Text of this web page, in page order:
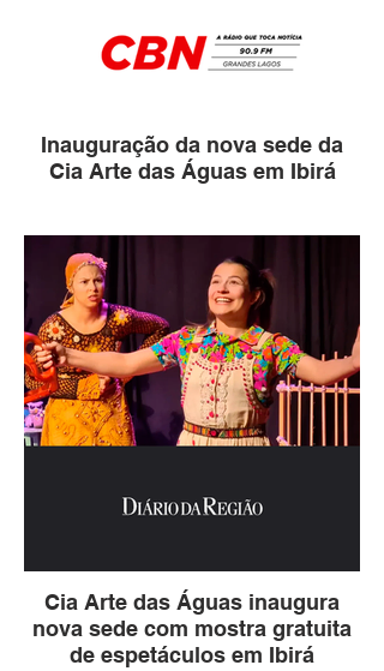
Inauguração da nova sede da
Cia Arte das Águas em Ibirá
Cia Arte das Águas inaugura
nova sede com mostra gratuita
de espetáculos em Ibirá